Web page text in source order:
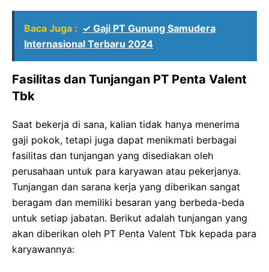
Baca Juga : ✓ Gaji PT Gunung Samudera
Internasional Terbaru 2024
Fasilitas dan Tunjangan PT Penta Valent
Tbk
Saat bekerja di sana, kalian tidak hanya menerima
gaji pokok, tetapi juga dapat menikmati berbagai
fasilitas dan tunjangan yang disediakan oleh
perusahaan untuk para karyawan atau pekerjanya.
Tunjangan dan sarana kerja yang diberikan sangat
beragam dan memiliki besaran yang berbeda-beda
untuk setiap jabatan. Berikut adalah tunjangan yang
akan diberikan oleh PT Penta Valent Tbk kepada para
karyawannya: